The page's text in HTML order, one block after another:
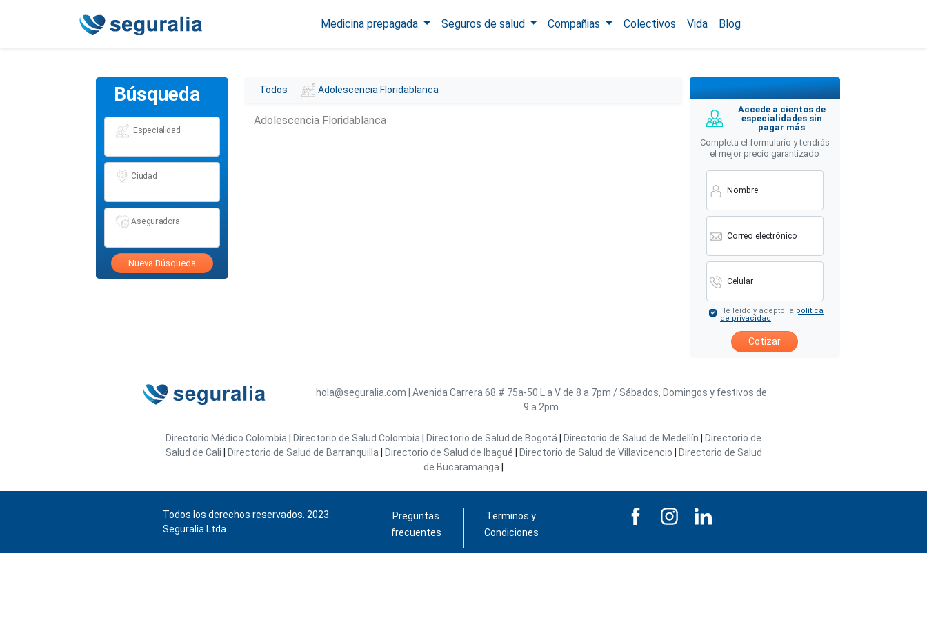
Medicina prepagada Seguros de salud Compañias Colectivos Vida Blog
Búsqueda
Especialidad
Ciudad
Aseguradora
Nueva Búsqueda
Todos Adolescencia Floridablanca
Adolescencia Floridablanca
Accede a cientos de
especialidades sin
pagar más
Completa el formulario y tendrás
el mejor precio garantizado
Nombre
Correo electrónico
Celular
He leído y acepto la política
de privacidad
Cotizar
hola@seguralia.com Avenida Carrera 68 # 75a-50
L a V de 8 a 7pm / Sábados, Domingos y festivos de
9 a 2pm
Directorio Médico Colombia Directorio de Salud Colombia Directorio de Salud de Bogotá Directorio de Salud de Medellín
Directorio de
Salud de Cali
Directorio de Salud de Barranquilla Directorio de Salud de Ibagué Directorio de Salud de Villavicencio
Directorio de Salud
de Bucaramanga
Todos los derechos reservados. 2023.
Seguralia Ltda.
Preguntas
frecuentes
Terminos y
Condiciones